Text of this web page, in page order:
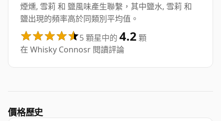
煙燻, 雪莉 和 鹽風味產生聯繫，其中鹽水, 雪莉 和
鹽出現的頻率高於同類別平均值。
5 顆星中的 4.2 顆
在 Whisky Connosr 閱讀評論
價格歷史